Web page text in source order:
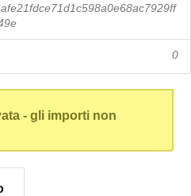
0
- gli importi non